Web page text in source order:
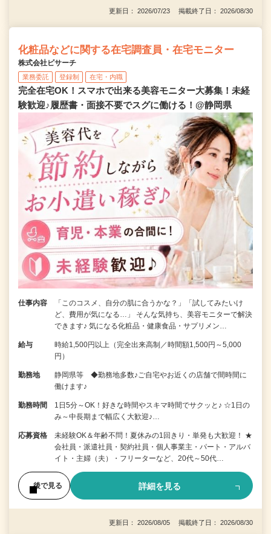
更新日： 2026/07/23 掲載終了日： 2026/08/30
化粧品などに関する在宅調査員・在宅モニター
株式会社ビサーチ
業務委託 登録制 在宅・内職
完全在宅OK！スマホで出来る美容モニター大募集！未経
験歓迎♪履歴書・面接不要でスグに働ける！@静岡県
仕事内容
「このコスメ、自分の肌に合うかな？」「試してみたいけ
ど、費用が気になる…」 そんな気持ち、美容モニターで解決
できます♪ 気になる化粧品・健康食品・サプリメン…
給与
時給1,500円以上（完全出来高制／時間額1,500円～5,000
円）
勤務地
静岡県等 ◆勤務地多数♪ご自宅やお近くの店舗で間時間に
働けます♪
勤務時間
1日5分～OK！好きな時間やスキマ時間でサクッと♪ ☆1日の
み～中長期まで幅広く大歓迎♪…
応募資格
未経験OK＆年齢不問！夏休みの1回きり・単発も大歓迎！ ★
会社員・派遣社員・契約社員・個人事業主・パート・アルバ
イト・主婦（夫）・フリーターなど、20代～50代…
後で見る 詳細を見る
更新日： 2026/08/05 掲載終了日： 2026/08/30